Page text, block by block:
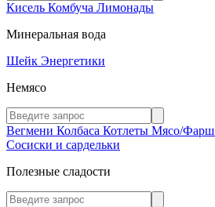
Кисель Комбуча Лимонады
Минеральная вода
Шейк Энергетики
Немясо
Вегмени Колбаса Котлеты Мясо/Фарш
Сосиски и сардельки
Полезные сладости